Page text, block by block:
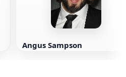
Angus Sampson